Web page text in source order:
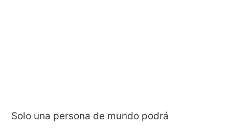
Solo una persona de mundo podrá